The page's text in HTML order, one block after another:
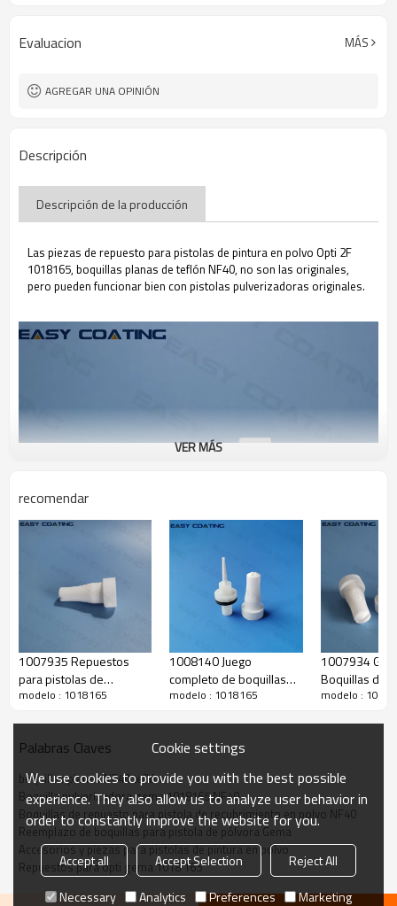
Evaluacion MÁS
AGREGAR UNA OPINIÓN
Descripción
Descripción de la producción
Las piezas de repuesto para pistolas de pintura en polvo Opti 2F
1018165, boquillas planas de teflón NF40, no son las originales,
pero pueden funcionar bien con pistolas pulverizadoras originales.
nombre boquillas planas
código original 1018 165
material teflón
VER MÁS
recomendar
1007935 Repuestos
para pistolas de
recubrimiento en polvo
modelo : 1018165
1008140 Juego
completo de boquillas
de pulverización de
NF22 de repuesto
modelo : 1018165
1007934
Boquillas de
pulverización
modelo :
Palabras Claves
boquillas planas NF40 teflón
Boquilla pulverizadora gema 1018165 NF40
Boquillas de repuesto para pistola de recubrimiento en polvo NF40
Reemplazo de boquillas para pistola de pólvora Gema
Accesorios y piezas para pistolas de pintura en polvo
Repuestos para opti gema 1018 165
Cookie settings
We use cookies to provide you with the best possible
experience. They also allow us to analyze user behavior in
order to constantly improve the website for you.
Accept all Accept Selection
Reject All
Necessary
Analytics Preferences Marketing